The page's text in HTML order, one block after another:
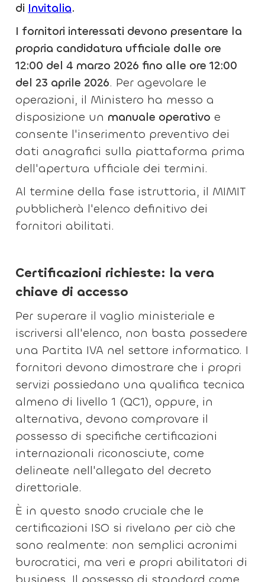
di Invitalia.
I fornitori interessati devono presentare la
propria candidatura ufficiale dalle ore
12:00 del 4 marzo 2026 fino alle ore 12:00
del 23 aprile 2026. Per agevolare le
operazioni, il Ministero ha messo a
disposizione un manuale operativo e
consente l'inserimento preventivo dei
dati anagrafici sulla piattaforma prima
dell'apertura ufficiale dei termini.
Al termine della fase istruttoria, il MIMIT
pubblicherà l'elenco definitivo dei
fornitori abilitati.
Certificazioni richieste: la vera
chiave di accesso
Per superare il vaglio ministeriale e
iscriversi all'elenco, non basta possedere
una Partita IVA nel settore informatico. I
fornitori devono dimostrare che i propri
servizi possiedano una qualifica tecnica
almeno di livello 1 (QC1), oppure, in
alternativa, devono comprovare il
possesso di specifiche certificazioni
internazionali riconosciute, come
delineate nell'allegato del decreto
direttoriale.
È in questo snodo cruciale che le
certificazioni ISO si rivelano per ciò che
sono realmente: non semplici acronimi
burocratici, ma veri e propri abilitatori di